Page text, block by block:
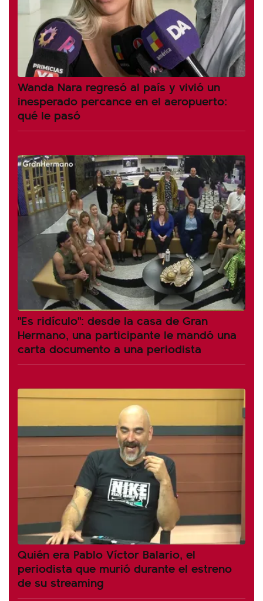
Wanda Nara regresó al país y vivió un
inesperado percance en el aeropuerto:
qué le pasó
"Es ridículo": desde la casa de Gran
Hermano, una participante le mandó una
carta documento a una periodista
Quién era Pablo Víctor Balario, el
periodista que murió durante el estreno
de su streaming